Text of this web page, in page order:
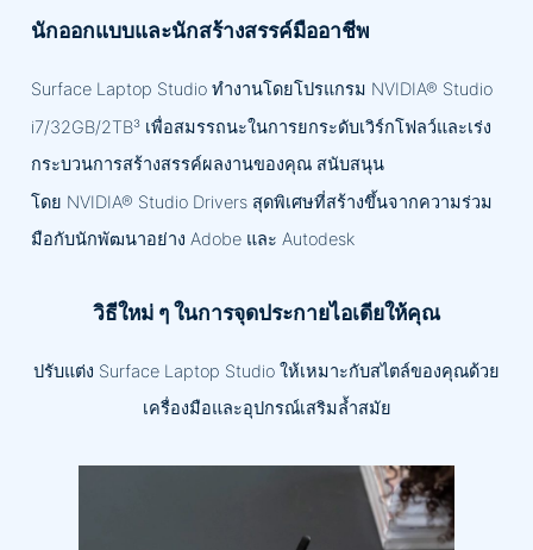
นักออกแบบและนักสร้างสรรค์มืออาชีพ
Surface Laptop Studio ทำงานโดยโปรแกรม NVIDIA® Studio
i7/32GB/2TB³ เพื่อสมรรถนะในการยกระดับเวิร์กโฟลว์และเร่ง
กระบวนการสร้างสรรค์ผลงานของคุณ สนับสนุน
โดย NVIDIA® Studio Drivers สุดพิเศษที่สร้างขึ้นจากความร่วม
มือกับนักพัฒนาอย่าง Adobe และ Autodesk
วิธีใหม่ ๆ ในการจุดประกายไอเดียให้คุณ
ปรับแต่ง Surface Laptop Studio ให้เหมาะกับสไตล์ของคุณด้วย
เครื่องมือและอุปกรณ์เสริมล้ำสมัย